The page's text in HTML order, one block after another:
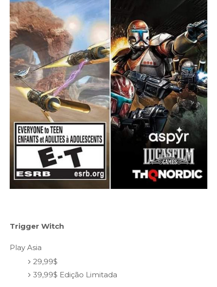
Trigger Witch
Play Asia
29,99$
39,99$ Edição Limitada